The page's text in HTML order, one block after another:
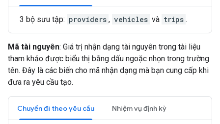
3 bộ sưu tập: providers , vehicles và trips .
Mã tài nguyên: Giá trị nhận dạng tài nguyên trong tài liệu
tham khảo được biểu thị bằng dấu ngoặc nhọn trong trường
tên. Đây là các biến cho mã nhận dạng mà bạn cung cấp khi
đưa ra yêu cầu tạo.
Chuyến đi theo yêu cầu Nhiệm vụ định kỳ